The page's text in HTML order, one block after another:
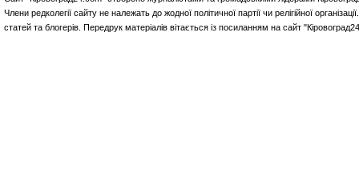
Члени редколегії сайту не належать до жодної політичної партії чи релігійної
статей та блогерів. Передрук матеріалів вітається із посиланням на сайт